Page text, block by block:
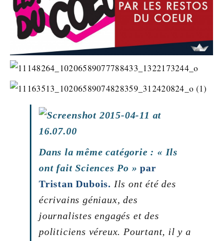
Dans la même catégorie : « Ils
ont fait Sciences Po » par
Tristan Dubois. Ils ont été des
écrivains géniaux, des
journalistes engagés et des
politiciens véreux. Pourtant, il y a